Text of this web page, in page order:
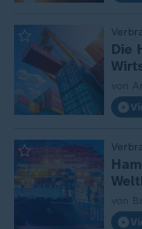
Die
: